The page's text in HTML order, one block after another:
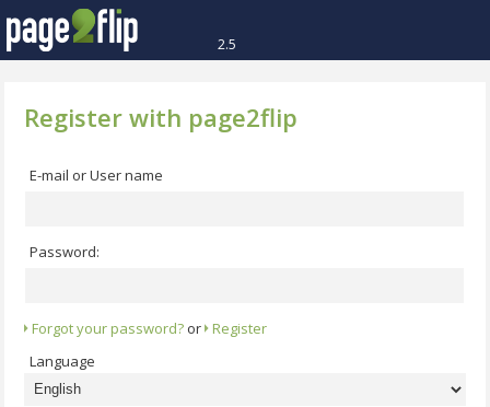
2.5
Register with page2flip
E-mail or User name
Password:
Forgot your password? or Register
Language